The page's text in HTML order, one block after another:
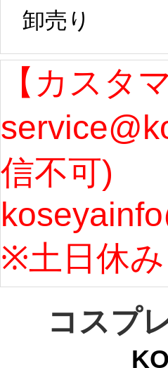
発送予定と
ます。 ...
卸売り
【カスタ
信不可)
※土日休み
コスプ